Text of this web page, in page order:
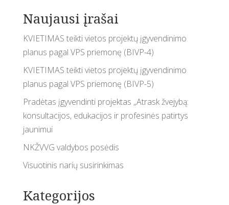
Naujausi įrašai
KVIETIMAS teikti vietos projektų įgyvendinimo
planus pagal VPS priemonę (BIVP-4)
KVIETIMAS teikti vietos projektų įgyvendinimo
planus pagal VPS priemonę (BIVP-5)
Pradėtas įgyvendinti projektas „Atrask žvejybą:
konsultacijos, edukacijos ir profesinės patirtys
jaunimui
NKŽVVG valdybos posėdis
Visuotinis narių susirinkimas
Kategorijos